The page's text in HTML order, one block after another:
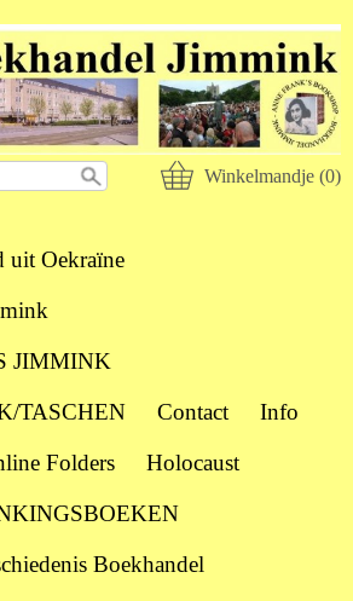
Winkelmandje (0)
uit Oekraïne
JIMMINK
TASCHEN
Contact
Info
Folders
Holocaust
Boekhandel